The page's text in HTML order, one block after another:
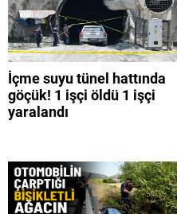
İçme suyu tünel hattında
göçük! 1 işçi öldü 1 işçi
yaralandı